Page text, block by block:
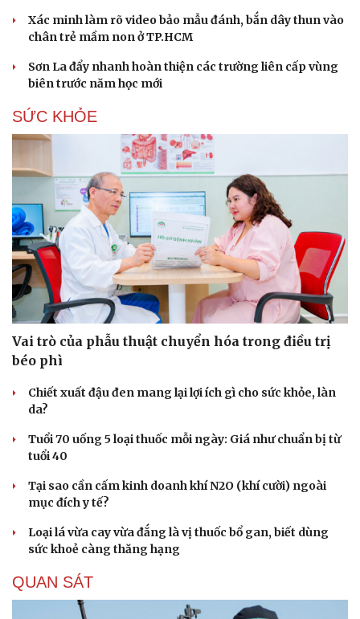
Xác minh làm rõ video bảo mẫu đánh, bắn dây thun vào
chân trẻ mầm non ở TP.HCM
Sơn La đẩy nhanh hoàn thiện các trường liên cấp vùng
biên trước năm học mới
SỨC KHỎE
Vai trò của phẫu thuật chuyển hóa trong điều trị
béo phì
Chiết xuất đậu đen mang lại lợi ích gì cho sức khỏe, làn
da?
Tuổi 70 uống 5 loại thuốc mỗi ngày: Giá như chuẩn bị từ
tuổi 40
Tại sao cần cấm kinh doanh khí N2O (khí cười) ngoài
mục đích y tế?
Loại lá vừa cay vừa đắng là vị thuốc bổ gan, biết dùng
sức khoẻ càng thăng hạng
QUAN SÁT